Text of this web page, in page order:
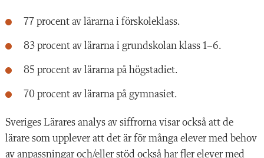
77 procent av lärarna i förskoleklass.
83 procent av lärarna i grundskolan klass 1–6.
85 procent av lärarna på högstadiet.
70 procent av lärarna på gymnasiet.
Sveriges Lärares analys av siffrorna visar också att de
lärare som upplever att det är för många elever med behov
av anpassningar och/eller stöd också har fler elever med